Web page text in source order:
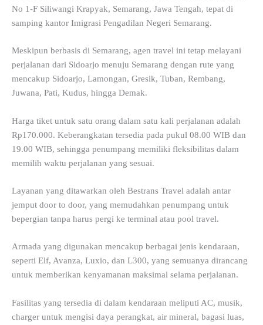
No 1-F Siliwangi Krapyak, Semarang, Jawa Tengah, tepat di
samping kantor Imigrasi Pengadilan Negeri Semarang.
Meskipun berbasis di Semarang, agen travel ini tetap melayani
perjalanan dari Sidoarjo menuju Semarang dengan rute yang
mencakup Sidoarjo, Lamongan, Gresik, Tuban, Rembang,
Juwana, Pati, Kudus, hingga Demak.
Harga tiket untuk satu orang dalam satu kali perjalanan adalah
Rp170.000. Keberangkatan tersedia pada pukul 08.00 WIB dan
19.00 WIB, sehingga penumpang memiliki fleksibilitas dalam
memilih waktu perjalanan yang sesuai.
Layanan yang ditawarkan oleh Bestrans Travel adalah antar
jemput door to door, yang memudahkan penumpang untuk
bepergian tanpa harus pergi ke terminal atau pool travel.
Armada yang digunakan mencakup berbagai jenis kendaraan,
seperti Elf, Avanza, Luxio, dan L300, yang semuanya dirancang
untuk memberikan kenyamanan maksimal selama perjalanan.
Fasilitas yang tersedia di dalam kendaraan meliputi AC, musik,
charger untuk mengisi daya perangkat, air mineral, bagasi luas,